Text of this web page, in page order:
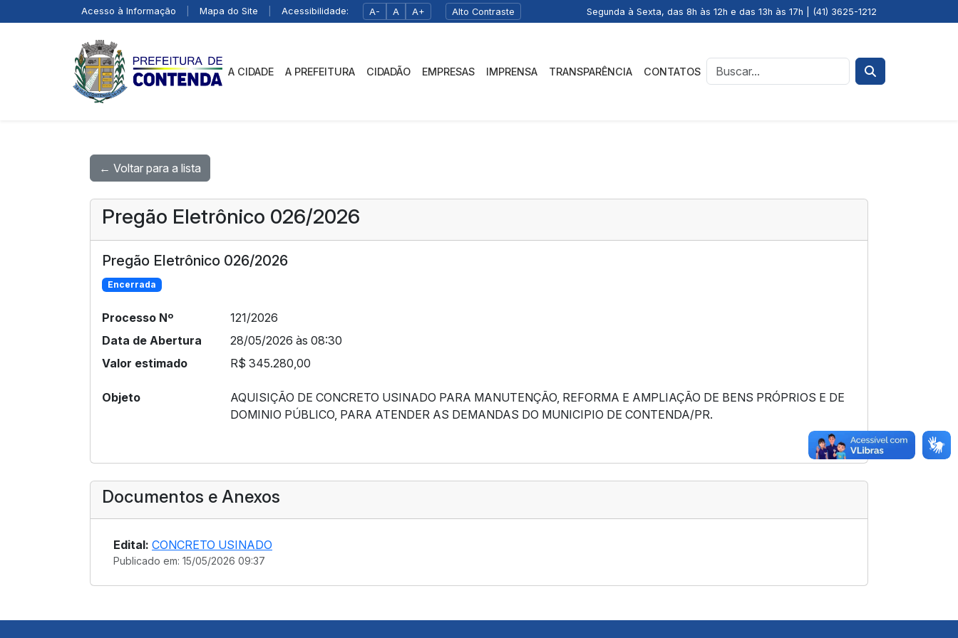
Acesso à Informação Mapa do Site Acessibilidade: A- A A+ Alto Contraste Segunda à Sexta, das 8h às 12h e das 13h às 17h | (41) 3625-1212
A CIDADE A PREFEITURA CIDADÃO EMPRESAS IMPRENSA TRANSPARÊNCIA CONTATOS
← Voltar para a lista
Pregão Eletrônico 026/2026
Pregão Eletrônico 026/2026
Encerrada
Processo Nº
121/2026
Data de Abertura
28/05/2026 às 08:30
Valor estimado
R$ 345.280,00
Objeto
AQUISIÇÃO DE CONCRETO USINADO PARA MANUTENÇÃO, REFORMA E AMPLIAÇÃO DE BENS PRÓPRIOS E DE
DOMINIO PÚBLICO, PARA ATENDER AS DEMANDAS DO MUNICIPIO DE CONTENDA/PR.
Documentos e Anexos
Edital: CONCRETO USINADO
Publicado em: 15/05/2026 09:37